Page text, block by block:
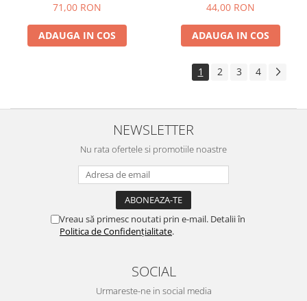
71,00 RON
ADAUGA IN COS
44,00 RON
ADAUGA IN COS
1 2 3 4
NEWSLETTER
Nu rata ofertele si promotiile noastre
Vreau să primesc noutati prin e-mail. Detalii în
Politica de Confidențialitate.
SOCIAL
Urmareste-ne in social media